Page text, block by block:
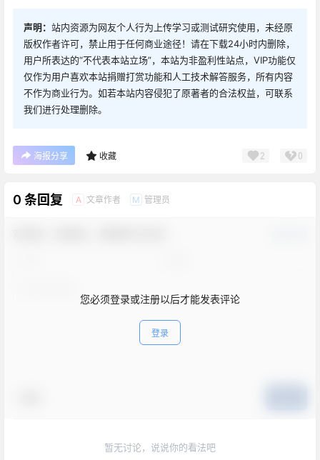
声明： 站内资源为网友个人行为上传学习或测试研究使用，未经原
版权作者许可，禁止用于任何商业途径！请在下载24小时内删除，
用户所表达的“不代表本站立场”，本站为非盈利性站点，VIP功能仅
仅作为用户喜欢本站捐赠打赏功能和人工技术解答服务，所有内容
不作为商业行为。如若本站内容侵犯了原著者的合法权益，可联系
我们进行处理删除。
海报分享 收藏 2 0
0 条回复 A 文章作者 M 管理员
您必须登录或注册以后才能发表评论
登录
暂无讨论，说说你的看法吧